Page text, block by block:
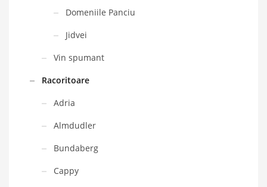
Domeniile Panciu
Jidvei
Vin spumant
Racoritoare
Adria
Almdudler
Bundaberg
Cappy